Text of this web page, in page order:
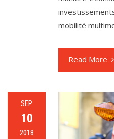
mobilité
Read More
SEP
10
2018